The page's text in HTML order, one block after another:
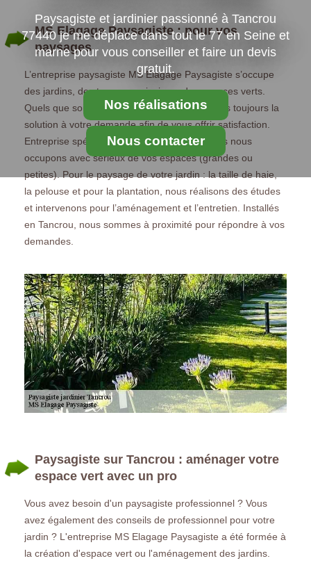
Paysagiste et jardinier passionné à Tancrou
77440 je me déplace dans tout le 77 en Seine et
marne pour vous conseiller et faire un devis
gratuit.
Nos réalisations
Nous contacter
MS Elagage Paysagiste : pour vos
paysages
L’entreprise paysagiste MS Elagage Paysagiste s’occupe
des jardins, des terrasses ainsi que des espaces verts.
Quels que soient vos besoins, nous trouverons toujours la
solution à votre demande afin de vous offrir satisfaction.
Entreprise spécialisée dans paysagisme, nous nous
occupons avec sérieux de vos espaces (grandes ou
petites). Pour le paysage de votre jardin : la taille de haie,
la pelouse et pour la plantation, nous réalisons des études
et intervenons pour l’aménagement et l’entretien. Installés
en Tancrou, nous sommes à proximité pour répondre à vos
demandes.
Paysagiste sur Tancrou : aménager votre
espace vert avec un pro
Vous avez besoin d'un paysagiste professionnel ? Vous
avez également des conseils de professionnel pour votre
jardin ? L'entreprise MS Elagage Paysagiste a été formée à
la création d'espace vert ou l'aménagement des jardins.